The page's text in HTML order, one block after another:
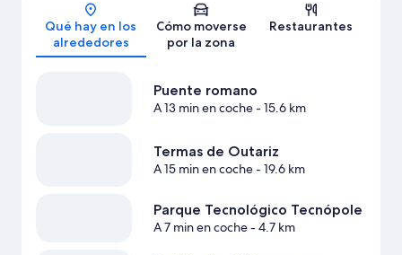
Mapa
Qué hay en los
alrededores
Cómo moverse
por la zona
Restaurantes
Puente romano
A 13 min en coche- 15.6 km
Termas de Outariz
A 15 min en coche- 19.6 km
Parque Tecnológico Tecnópole
A 7 min en coche- 4.7 km